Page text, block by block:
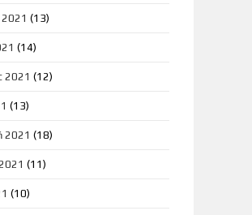
(13)
(14)
2021 (12)
(13)
2021 (18)
(11)
(10)